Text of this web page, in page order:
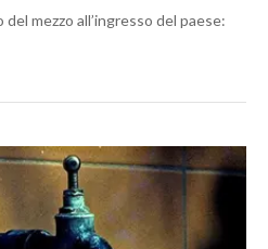
mezzo all’ingresso del paese: